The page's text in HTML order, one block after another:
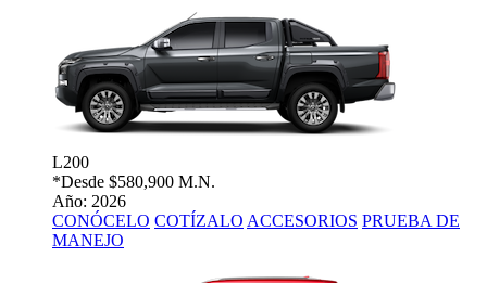
L200
*Desde $580,900 M.N.
Año: 2026
CONÓCELO COTÍZALO ACCESORIOS PRUEBA DE
MANEJO